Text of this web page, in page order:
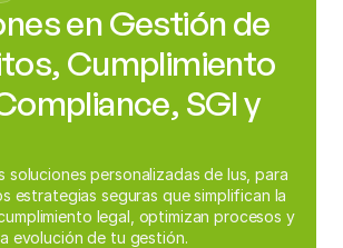
en Gestión de
Cumplimiento
SGI y
soluciones personalizadas de Ius, para
estrategias seguras que simplifican la
legal, optimizan procesos y
evolución de tu gestión.